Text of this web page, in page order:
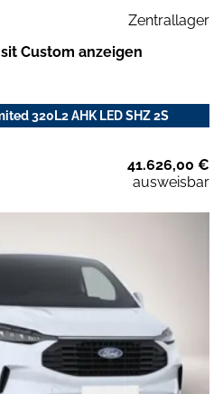
Zentrallager
Custom anzeigen
320L2 AHK LED SHZ 2S
41.626,00 €
ausweisbar